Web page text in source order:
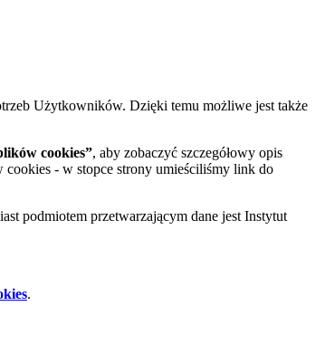
Użytkowników. Dzięki temu możliwe jest także
cookies”, aby zobaczyć szczegółowy opis
- w stopce strony umieściliśmy link do
podmiotem przetwarzającym dane jest Instytut
.